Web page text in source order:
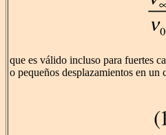
que es válido incluso para fuertes
o pequeños desplazamientos en